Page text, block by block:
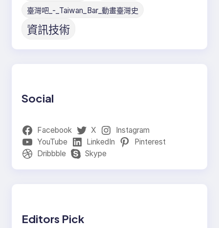
臺灣吧_-_Taiwan_Bar_動畫臺灣史
資訊技術
Social
Facebook X
Instagram
YouTube
LinkedIn
Pinterest
Dribbble
Skype
Editors Pick